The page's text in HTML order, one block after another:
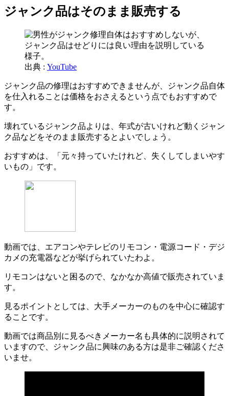
ジャンク品はそのまま販売する
出典 : YouTube
ジャンク品の修理はおすすめできませんが、ジャンク品自体
を仕入れることは価格をおさえるという点でもおすすめで
す。
壊れているジャンク品よりは、年式が古いけれど動くジャン
ク品などをそのまま販売するとよいでしょう。
おすすめは、「元々持っていたけれど、失くしてしまいやす
いもの」です。
動画では、エアコンやテレビのリモコン・電源コード・デジ
カメの充電器などが挙げられていたわよ。
リモコンはないと困るので、なかなか高値で販売されていま
す。
見るポイントとしては、大手メーカーのものを中心に確認す
ることです。
動画では商品別に見るべきメーカー名も具体的に説明されて
いますので、ジャンク品に興味のある方は是非ご確認くださ
いませ。